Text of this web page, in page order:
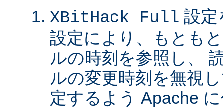
XBitHack Full 設定
設定により、もとも
ルの時刻を参照し、
ルの変更時刻を無視
定するよう Apache